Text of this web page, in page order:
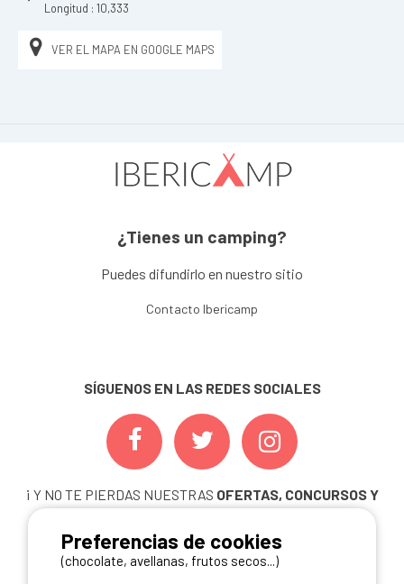
Longitud : 10,333
VER EL MAPA EN GOOGLE MAPS
¿Tienes un camping?
Puedes difundirlo en nuestro sitio
Contacto Ibericamp
SÍGUENOS EN LAS REDES SOCIALES
¡ Y NO TE PIERDAS NUESTRAS OFERTAS, CONCURSOS Y
NEWSLETTER!
Preferencias de cookies
(chocolate, avellanas, frutos secos...)